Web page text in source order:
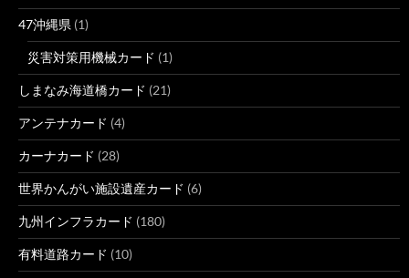
47沖縄県 (1)
災害対策用機械カード (1)
しまなみ海道橋カード (21)
アンテナカード (4)
カーナカード (28)
世界かんがい施設遺産カード (6)
九州インフラカード (180)
有料道路カード (10)